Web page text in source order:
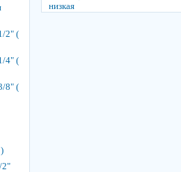
2" (
4" (
8" (
2"